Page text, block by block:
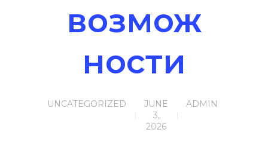
возмож
ности
JUNE
3,
2026
ADMIN
UNCATEGORIZED